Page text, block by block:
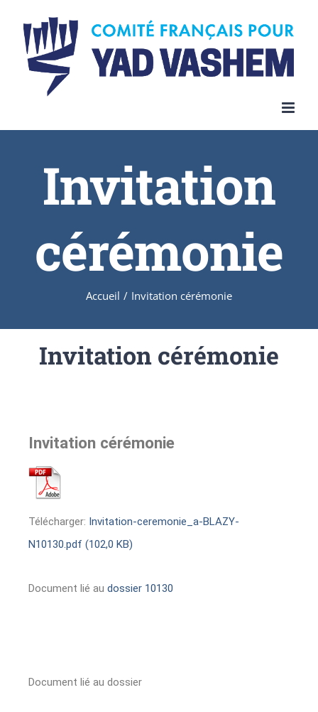
Invitation
cérémonie
Accueil / Invitation cérémonie
Invitation cérémonie
Invitation cérémonie
Télécharger: Invitation-ceremonie_a-BLAZY-
N10130.pdf (102,0 KB)
Document lié au dossier 10130
Document lié au dossier